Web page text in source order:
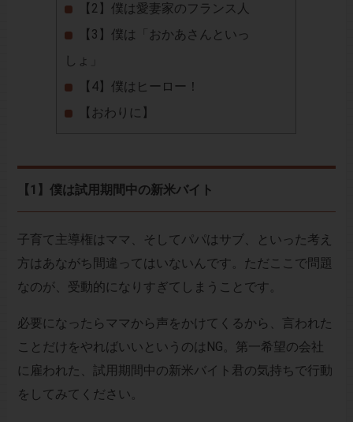
【2】僕は愛妻家のフランス人
【3】僕は「おかあさんといっ
しょ」
【4】僕はヒーロー！
【おわりに】
【1】僕は試用期間中の新米バイト
子育て主導権はママ、そしてパパはサブ、といった考え
方はあながち間違ってはいないんです。ただここで問題
なのが、受動的になりすぎてしまうことです。
必要になったらママから声をかけてくるから、言われた
ことだけをやればいいというのはNG。第一希望の会社
に雇われた、試用期間中の新米バイト君の気持ちで行動
をしてみてください。